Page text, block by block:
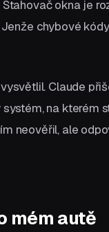
okna je
chybové
Claude
na kterém
neověřil, ale
mém autě